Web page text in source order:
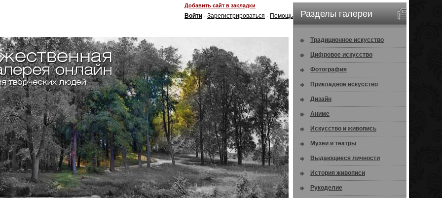
Добавить сайт в закладки
Войти · Зарегистрироваться · Помощь Разделы галереи
Традиционное искусство
Цифровое искусство
Фотография
Прикладное искусство
Дизайн
Аниме
Искусство и живопись
Музеи и театры
Выдающиеся личности
История живописи
Рукоделие